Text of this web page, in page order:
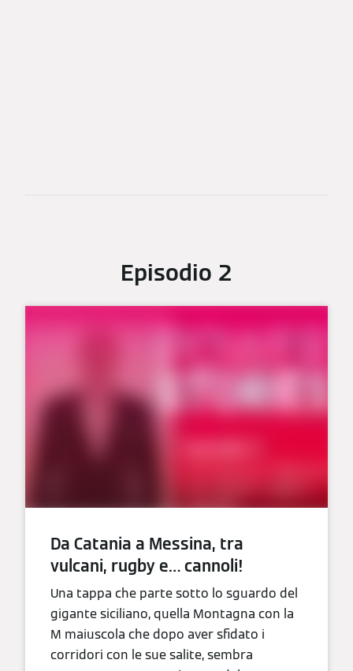
Episodio 2
Da Catania a Messina, tra
vulcani, rugby e… cannoli!
Una tappa che parte sotto lo sguardo del
gigante siciliano, quella Montagna con la
M maiuscola che dopo aver sfidato i
corridori con le sue salite, sembra